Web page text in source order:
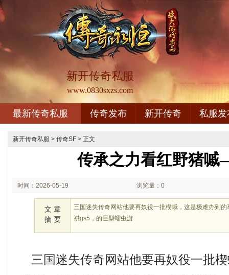
新开传奇私服
www.0830sxzs.com
最新传奇私服 传奇发布 新开传奇 私服发
新开传奇私服 > 传奇SF > 正文
传承之力看红野猪
时间：2026-05-19 浏览量：0
文 章
摘 要
三国迷失传奇网站他要再奴役一批楔蛾，这是极难办到
祺gs5，的巨型蠕虫游
三国迷失传奇网站他要再奴役一批